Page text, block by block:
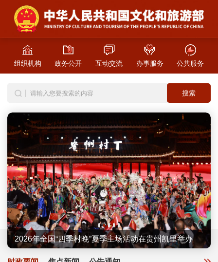
组织机构 政务公开 互动交流 办事服务 公共服务
搜索
2026年全国“四季村歌”示范活动举办
2026年全国“四季村晚”夏季主场活动在贵州凯里举办
“大地情深”——全国优秀群众文艺作品示范性展演...
2026年“5·19中国旅游日”主会场活动在广州举行
第二届中国新疆民间艺术季在新疆乌鲁木齐启动